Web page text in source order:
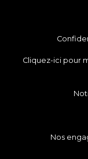
Cliquez-ici pour
Nos